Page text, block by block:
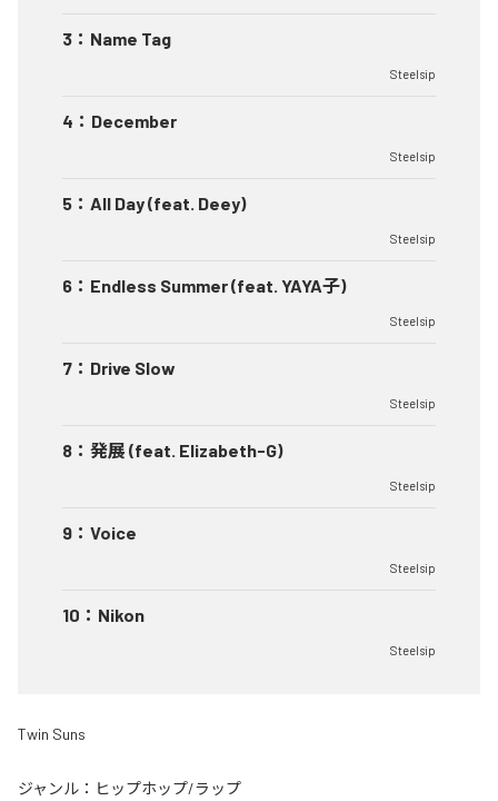
3 ： Name Tag
Steelsip
4 ： December
Steelsip
5 ： All Day (feat. Deey)
Steelsip
6 ： Endless Summer (feat. YAYA子)
Steelsip
7 ： Drive Slow
Steelsip
8 ： 発展 (feat. Elizabeth-G)
Steelsip
9 ： Voice
Steelsip
10 ： Nikon
Steelsip
Twin Suns
ジャンル： ヒップホップ/ラップ